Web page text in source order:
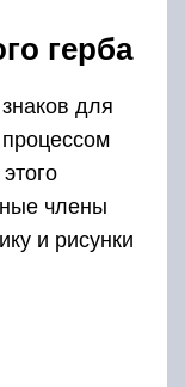
герба
для
члены
и рисунки